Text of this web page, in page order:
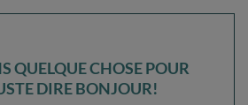
QUELQUE CHOSE POUR
DIRE BONJOUR!